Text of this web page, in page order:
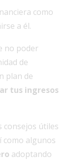
como
a él.
no poder
de
plan de
tus ingresos
consejos útiles
como algunos
adoptando